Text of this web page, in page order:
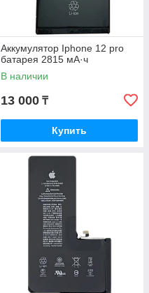
Аккумулятор Iphone 12 pro
батарея 2815 мА·ч
В наличии
13 000 ₸
Купить